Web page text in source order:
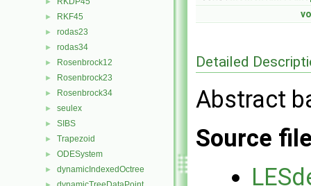
► RKF45
► rodas23
► rodas34
► Rosenbrock12
► Rosenbrock23
► Rosenbrock34
► seulex
► SIBS
► Trapezoid
► ODESystem
► dynamicIndexedOctree
Detailed
Abstract
Source